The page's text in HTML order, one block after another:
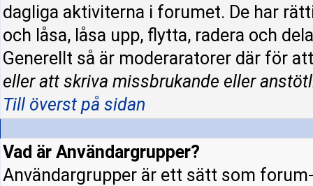
dagliga aktiviterna i forumet. De har
och låsa, låsa upp, flytta, radera och
Generellt så är moderaratorer där för
eller att skriva missbrukande eller
Till överst på sidan
Vad är Användargrupper?
Användargrupper är ett sätt som